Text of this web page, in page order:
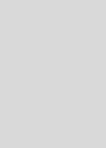
mejla